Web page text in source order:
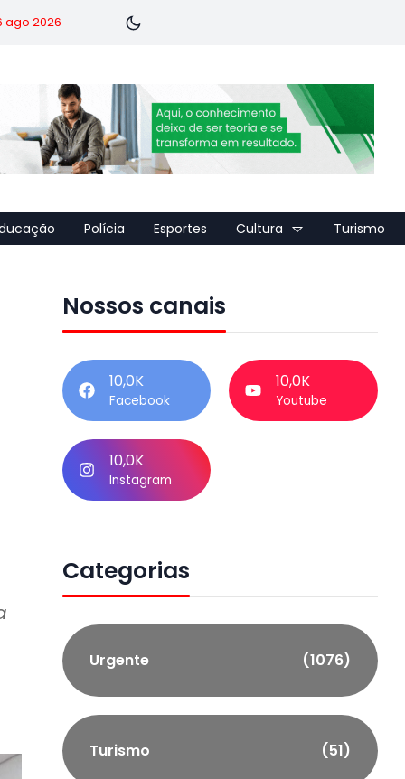
ago 2026
Polícia Esportes Cultura Turismo
Nossos canais
10,0K
Facebook
10,0K
Youtube
10,0K
Instagram
Categorias
Urgente (1076)
Turismo (51)